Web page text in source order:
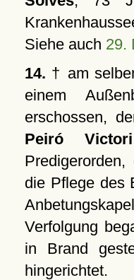
Siehe auch 29.
14. † am
einem
erschossen,
Peiró Victori
die Pflege des
Verfolgung
in Brand
hingerichtet.